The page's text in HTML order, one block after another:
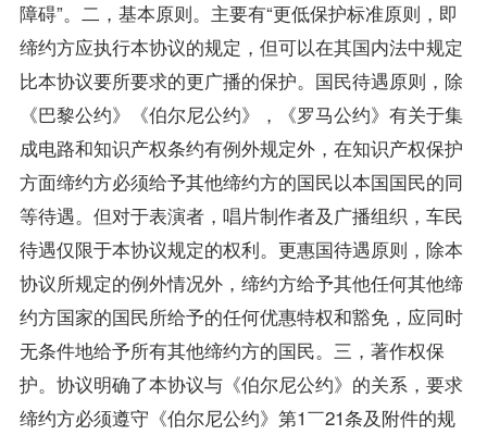
障碍”。二，基本原则。主要有“更低保护标准原则，即
缔约方应执行本协议的规定，但可以在其国内法中规定
比本协议要所要求的更广播的保护。国民待遇原则，除
《巴黎公约》《伯尔尼公约》，《罗马公约》有关于集
成电路和知识产权条约有例外规定外，在知识产权保护
方面缔约方必须给予其他缔约方的国民以本国国民的同
等待遇。但对于表演者，唱片制作者及广播组织，车民
待遇仅限于本协议规定的权利。更惠国待遇原则，除本
协议所规定的例外情况外，缔约方给予其他任何其他缔
约方国家的国民所给予的任何优惠特权和豁免，应同时
无条件地给予所有其他缔约方的国民。三，著作权保
护。协议明确了本协议与《伯尔尼公约》的关系，要求
缔约方必须遵守《伯尔尼公约》第1￣21条及附件的规